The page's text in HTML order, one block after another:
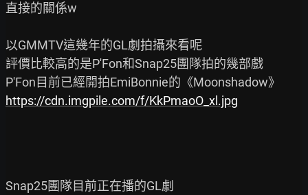
直接的關係w
以GMMTV這幾年的GL劇拍攝來看呢
評價比較高的是P'Fon和Snap25團隊拍的幾部戲
https://cdn.imgpile.com/f/KkPmaoO_xl.jpg
Snap25團隊目前正在播的GL劇